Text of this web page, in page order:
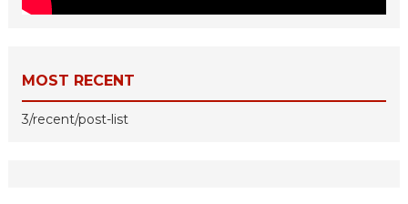
MOST RECENT
3/recent/post-list